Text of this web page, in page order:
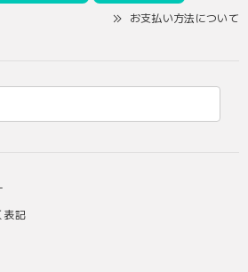
お支払い方法について
表記